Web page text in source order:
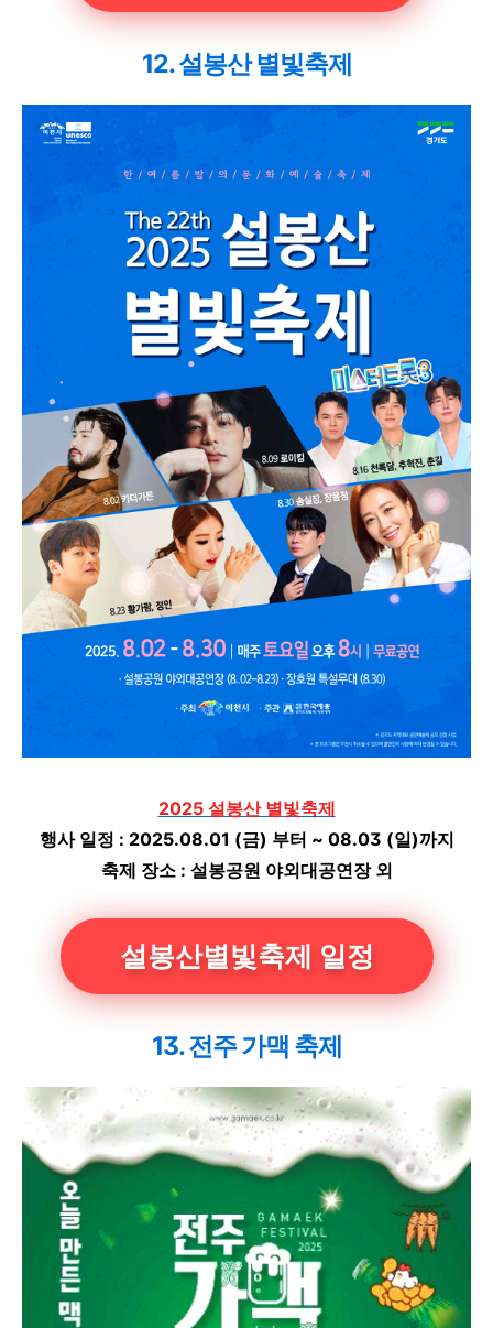
12. 설봉산 별빛축제
2025 설봉산 별빛축제
행사 일정 : 2025.08.01 (금) 부터 ~ 08.03 (일)까지
축제 장소 : 설봉공원 야외대공연장 외
설봉산별빛축제 일정
13. 전주 가맥 축제